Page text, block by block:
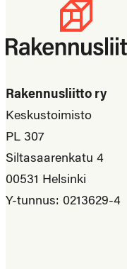
Rakennusliitto ry
Keskustoimisto
PL 307
Siltasaarenkatu 4
00531 Helsinki
Y-tunnus: 0213629-4